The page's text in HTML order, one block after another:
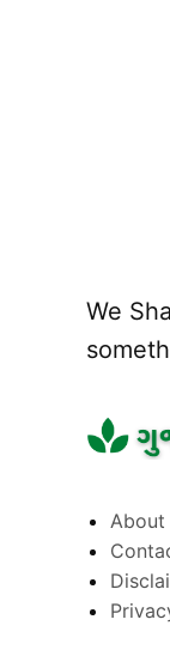
We
About